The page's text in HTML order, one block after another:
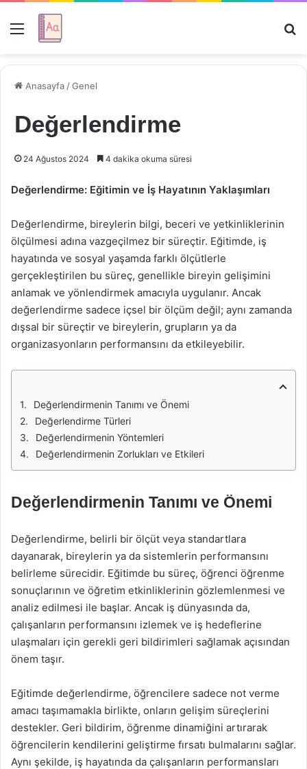
Menü
Anasayfa /Genel
Değerlendirme
24 Ağustos 2024 4 dakika okuma süresi
Değerlendirme: Eğitimin ve İş Hayatının Yaklaşımları
Değerlendirme, bireylerin bilgi, beceri ve yetkinliklerinin
ölçülmesi adına vazgeçilmez bir süreçtir. Eğitimde, iş
hayatında ve sosyal yaşamda farklı ölçütlerle
gerçekleştirilen bu süreç, genellikle bireyin gelişimini
anlamak ve yönlendirmek amacıyla uygulanır. Ancak
değerlendirme sadece içsel bir ölçüm değil; aynı zamanda
dışsal bir süreçtir ve bireylerin, grupların ya da
organizasyonların performansını da etkileyebilir.
Değerlendirmenin Tanımı ve Önemi
Değerlendirme Türleri
Değerlendirmenin Yöntemleri
Değerlendirmenin Zorlukları ve Etkileri
Değerlendirmenin Tanımı ve Önemi
Değerlendirme, belirli bir ölçüt veya standartlara
dayanarak, bireylerin ya da sistemlerin performansını
belirleme sürecidir. Eğitimde bu süreç, öğrenci öğrenme
sonuçlarının ve öğretim etkinliklerinin gözlemlenmesi ve
analiz edilmesi ile başlar. Ancak iş dünyasında da,
çalışanların performansını izlemek ve iş hedeflerine
ulaşmaları için gerekli geri bildirimleri sağlamak açısından
önem taşır.
Eğitimde değerlendirme, öğrencilere sadece not verme
amacı taşımamakla birlikte, onların gelişim süreçlerini
destekler. Geri bildirim, öğrenme dinamiğini artırarak
öğrencilerin kendilerini geliştirme fırsatı bulmalarını sağlar.
Aynı şekilde, iş hayatında da çalışanların performansları